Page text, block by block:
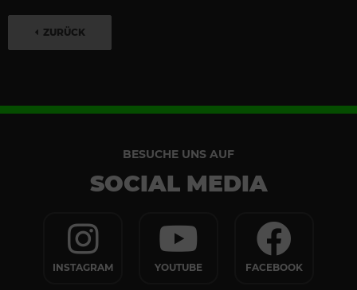
ZURÜCK
BESUCHE UNS AUF
SOCIAL MEDIA
INSTAGRAM YOUTUBE FACEBOOK